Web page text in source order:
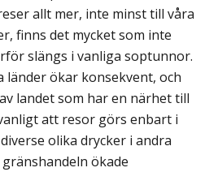
allt mer, inte minst till våra
finns det mycket som inte
slängs i vanliga soptunnor.
länder ökar konsekvent, och
landet som har en närhet till
att resor görs enbart i
olika drycker i andra
ökade